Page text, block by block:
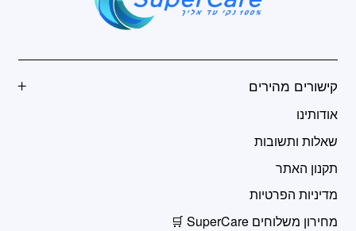
קישורים מהירים
אודותינו
שאלות ותשובות
תקנון האתר
מדיניות הפרטיות
מחירון משלוחים SuperCare 🛒